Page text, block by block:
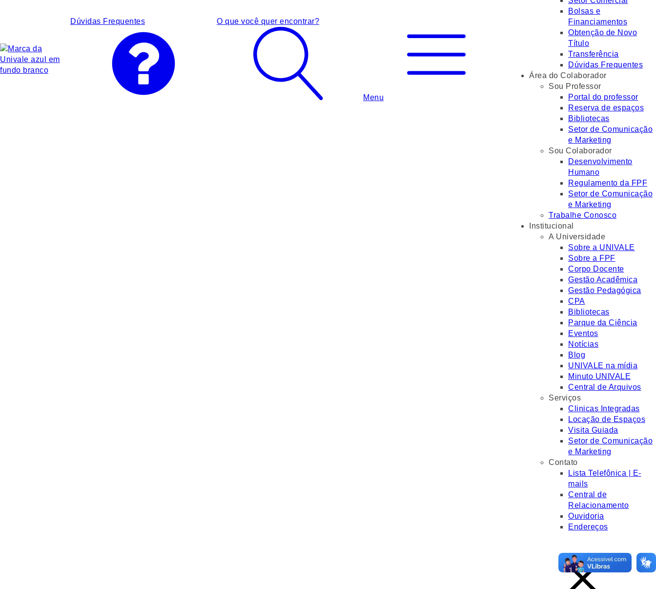
Dúvidas Frequentes O que você quer encontrar?
Menu
Bolsas e
Financiamentos
Obtenção de Novo
Título
Transferência
Dúvidas Frequentes
Área do Colaborador
Sou Professor
Portal do professor
Reserva de espaços
Bibliotecas
Setor de Comunicação
e Marketing
Sou Colaborador
Desenvolvimento
Humano
Regulamento da FPF
Setor de Comunicação
e Marketing
Trabalhe Conosco
Institucional
A Universidade
Sobre a UNIVALE
Sobre a FPF
Corpo Docente
Gestão Acadêmica
Gestão Pedagógica
CPA
Bibliotecas
Parque da Ciência
Eventos
Notícias
Blog
UNIVALE na mídia
Minuto UNIVALE
Central de Arquivos
Serviços
Clinicas Integradas
Locação de Espaços
Visita Guiada
Setor de Comunicação
e Marketing
Contato
Lista Telefônica | E-
mails
Central de
Relacionamento
Ouvidoria
Endereços